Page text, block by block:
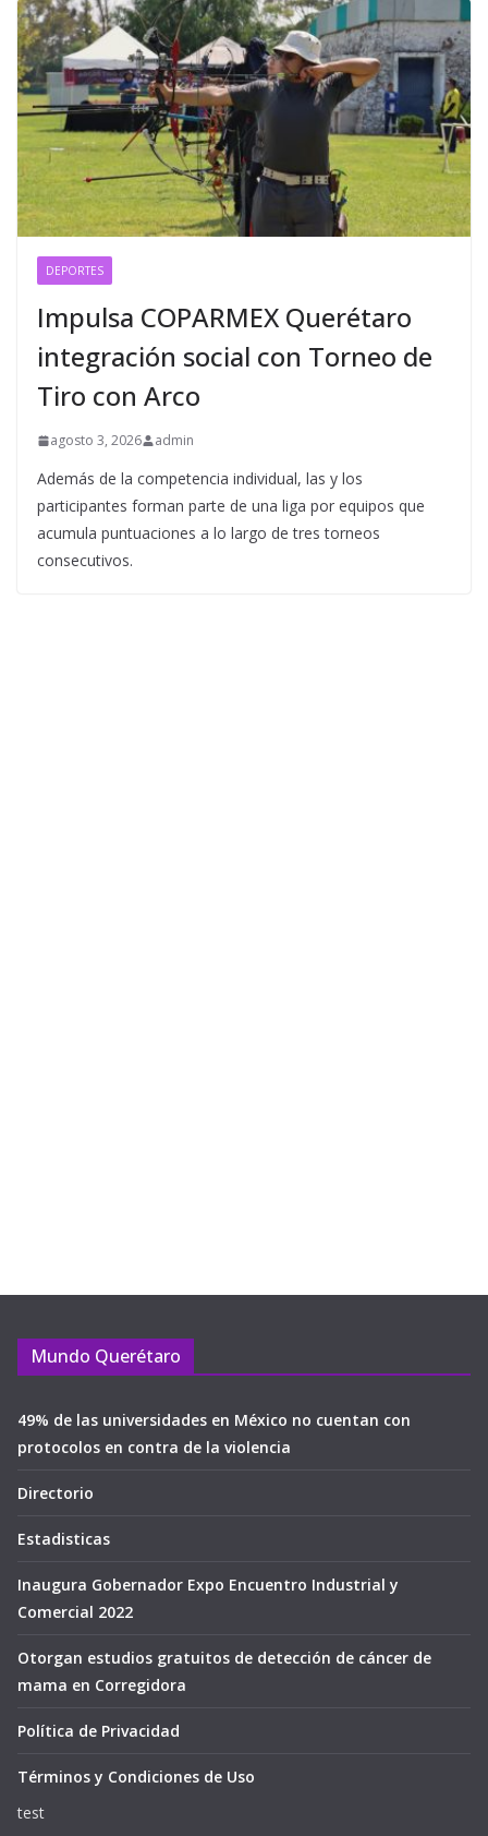
DEPORTES
Impulsa COPARMEX Querétaro
integración social con Torneo de
Tiro con Arco
agosto 3, 2026 admin
Además de la competencia individual, las y los
participantes forman parte de una liga por equipos que
acumula puntuaciones a lo largo de tres torneos
consecutivos.
Mundo Querétaro
49% de las universidades en México no cuentan con
protocolos en contra de la violencia
Directorio
Estadisticas
Inaugura Gobernador Expo Encuentro Industrial y
Comercial 2022
Otorgan estudios gratuitos de detección de cáncer de
mama en Corregidora
Política de Privacidad
Términos y Condiciones de Uso
test